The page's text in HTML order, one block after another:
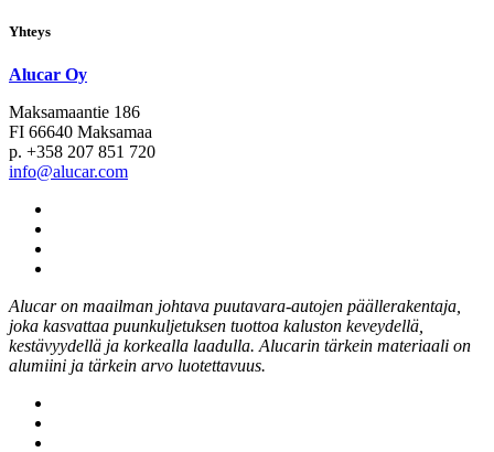
Yhteys
Alucar Oy
Maksamaantie 186
FI 66640 Maksamaa
p. +358 207 851 720
info@alucar.com
Alucar on maailman johtava puutavara-autojen päällerakentaja,
joka kasvattaa puunkuljetuksen tuottoa kaluston keveydellä,
kestävyydellä ja korkealla laadulla. Alucarin tärkein materiaali on
alumiini ja tärkein arvo luotettavuus.